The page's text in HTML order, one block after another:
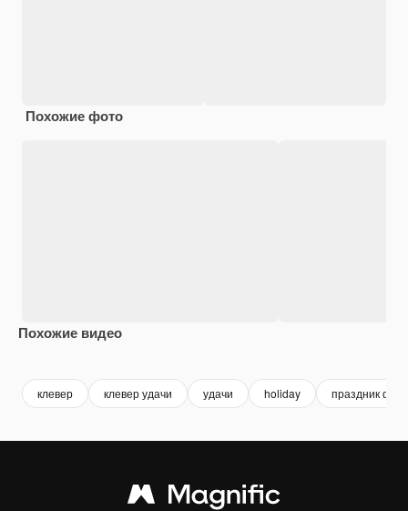
Похожие фото
Похожие видео
клевер клевер удачи удачи holiday праздник фон